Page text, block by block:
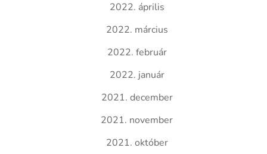
2022. április
2022. március
2022. február
2022. január
2021. december
2021. november
2021. október